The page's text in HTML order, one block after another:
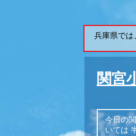
兵庫県では
関宮
今日の
いては